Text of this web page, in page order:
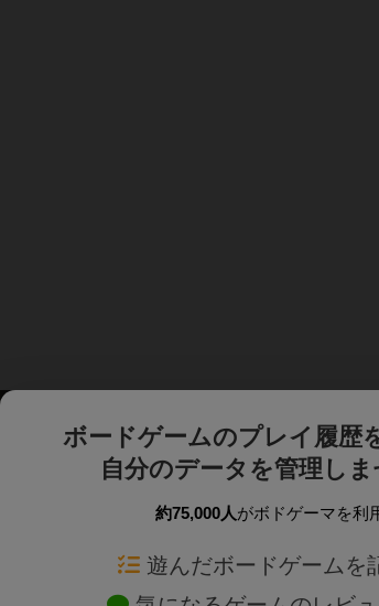
ボードゲームのプレイ履歴
自分のデータを管理しま
約75,000人がボドゲーマを利
遊んだボードゲームを